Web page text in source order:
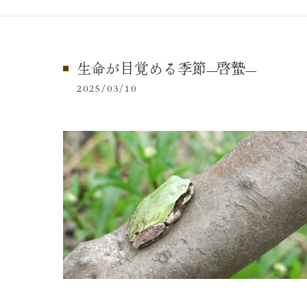
生命が目覚める季節—啓蟄—
2025/03/10